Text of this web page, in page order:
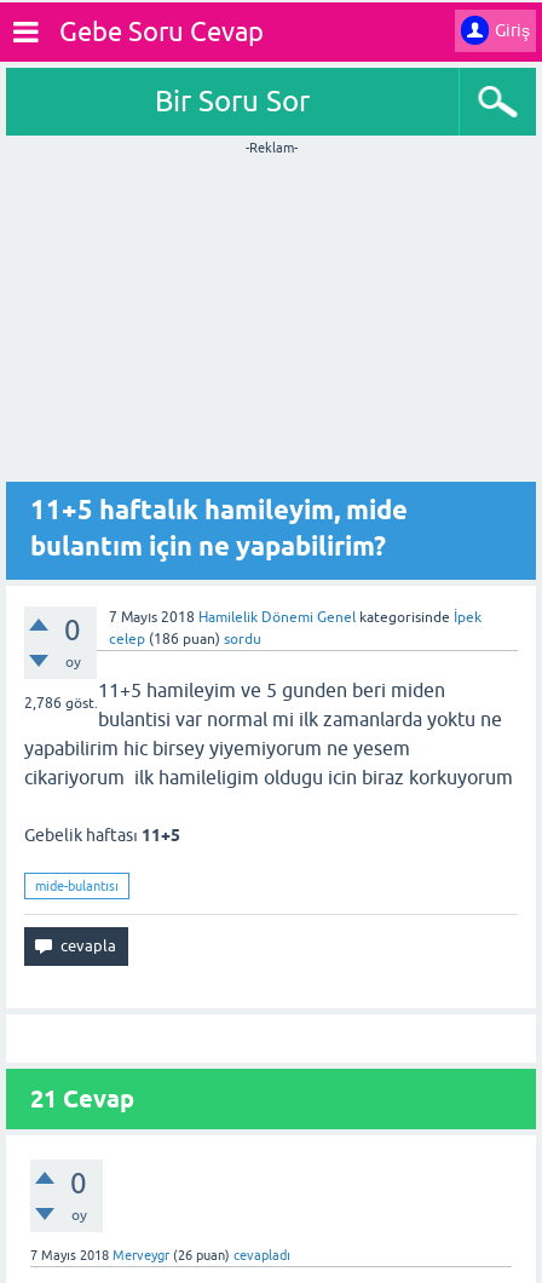
Giriş
Gebe Soru Cevap
Bir Soru Sor
-Reklam-
11+5 haftalık hamileyim, mide
bulantım için ne yapabilirim?
0
oy
2,786 göst.
7 Mayıs 2018 Hamilelik Dönemi Genel kategorisinde İpek
celep (186 puan) sordu
11+5 hamileyim ve 5 gunden beri miden
bulantisi var normal mi ilk zamanlarda yoktu ne
yapabilirim hic birsey yiyemiyorum ne yesem
cikariyorum ilk hamileligim oldugu icin biraz korkuyorum
Gebelik haftası 11+5
mide-bulantısı
21 Cevap
0
oy
7 Mayıs 2018 Merveygr (26 puan) cevapladı